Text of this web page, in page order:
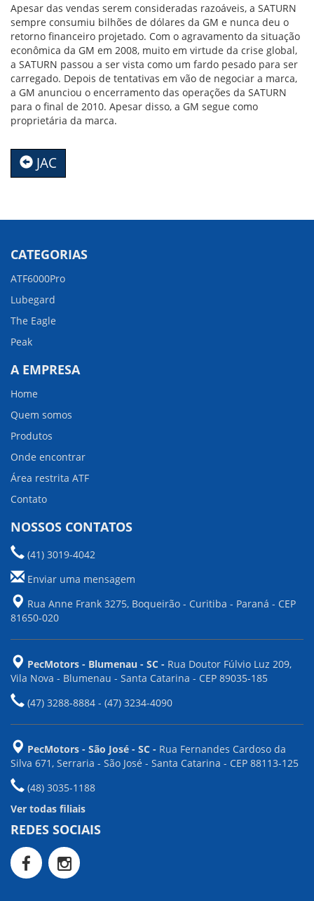
Apesar das vendas serem consideradas razoáveis, a SATURN
sempre consumiu bilhões de dólares da GM e nunca deu o
retorno financeiro projetado. Com o agravamento da situação
econômica da GM em 2008, muito em virtude da crise global,
a SATURN passou a ser vista como um fardo pesado para ser
carregado. Depois de tentativas em vão de negociar a marca,
a GM anunciou o encerramento das operações da SATURN
para o final de 2010. Apesar disso, a GM segue como
proprietária da marca.
JAC
CATEGORIAS
ATF6000Pro
Lubegard
The Eagle
Peak
A EMPRESA
Home
Quem somos
Produtos
Onde encontrar
Área restrita ATF
Contato
NOSSOS CONTATOS
(41) 3019-4042
Enviar uma mensagem
Rua Anne Frank 3275, Boqueirão - Curitiba - Paraná - CEP
81650-020
PecMotors - Blumenau - SC - Rua Doutor Fúlvio Luz 209,
Vila Nova - Blumenau - Santa Catarina - CEP 89035-185
(47) 3288-8884 - (47) 3234-4090
PecMotors - São José - SC - Rua Fernandes Cardoso da
Silva 671, Serraria - São José - Santa Catarina - CEP 88113-125
(48) 3035-1188
Ver todas filiais
REDES SOCIAIS